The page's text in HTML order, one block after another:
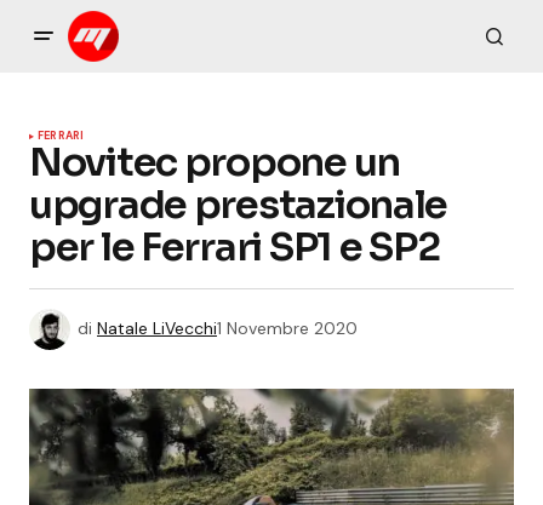
FERRARI
Novitec propone un
upgrade prestazionale
per le Ferrari SP1 e SP2
di Natale LiVecchi1 Novembre 2020